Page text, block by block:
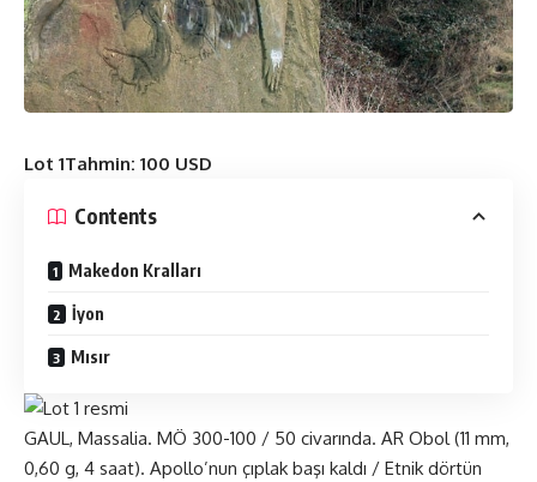
Lot 1Tahmin: 100 USD
Contents
Makedon Kralları
İyon
Mısır
GAUL, Massalia. MÖ 300-100 / 50 civarında. AR Obol (11 mm,
0,60 g, 4 saat). Apollo’nun çıplak başı kaldı / Etnik dörtün